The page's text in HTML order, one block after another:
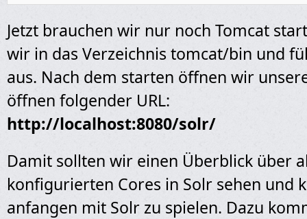
Jetzt brauchen wir nur noch Tomcat
wir in das Verzeichnis tomcat/bin und
aus. Nach dem starten öffnen wir
öffnen folgender URL:
http://localhost:8080/solr/
Damit sollten wir einen Überblick über
konfigurierten Cores in Solr sehen und
anfangen mit Solr zu spielen. Dazu